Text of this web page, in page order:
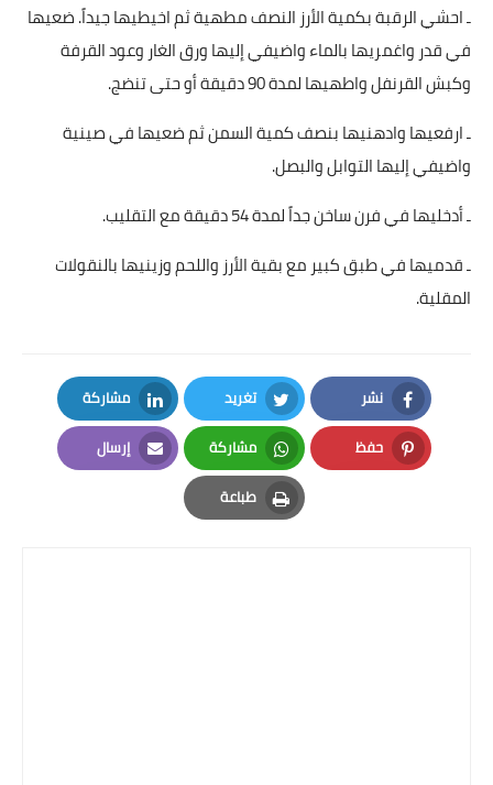
مسابقة المجلة
نصائح وفوائد
نصيحة اليوم
ـ احشي الرقبة بكمية الأرز النصف مطهية ثم اخيطيها جيداً. ضعيها
في قدر واغمريها بالماء واضيفي إليها ورق الغار وعود القرفة
وكبش القرنفل واطهيها لمدة 90 دقيقة أو حتى تنضج.
ـ ارفعيها وادهنيها بنصف كمية السمن ثم ضعيها في صينية
واضيفي إليها التوابل والبصل.
ـ أدخليها في فرن ساخن جداً لمدة 54 دقيقة مع التقليب.
ـ قدميها في طبق كبير مع بقية الأرز واللحم وزينيها بالنقولات
المقلية.
نشر
Facebook
تغريد
Twitter
مشاركة
LinkedIn
حفظ
Pinterest
مشاركة
Whatsapp
إرسال
Email
طباعة
Print